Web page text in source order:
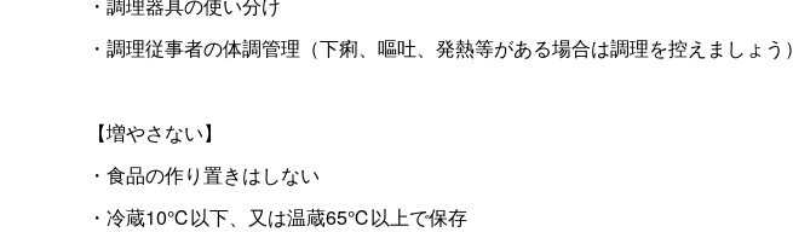
・調理従事者の体調管理（下痢、嘔吐、発熱等がある場合は調理を控えましょう）
【増やさない】
・食品の作り置きはしない
・冷蔵10℃以下、又は温蔵65℃以上で保存